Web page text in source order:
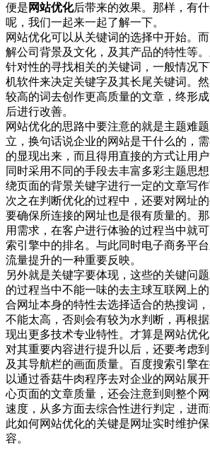
便是 网站优化后带来的效果。那样，有
呢，我们一起来一起了解一下。
网站优化可以从关键词的选择中开始。
解公司背景及文化，及其产品的特性等
针对性的寻找相关的关键词，一般情况
机软件来决定关键字及其长尾关键词。
较高的词去创作更高质量的文章，终形
后进行改善。
网站优化的思路中要注意的就是主题难
立，换句话说企业的网站是干什么的，
的显现出来，而且得用直接的方式让用
同时采用不同的手段去丰富多彩主题思
绕页面的背景关键字进行一定的文章写作
次之在判断优化的过程中，还要对网址
要确保所连接的网址也是很有质量的。
用需求，在客户进行体验的过程当中就
索引擎中的排名。与此同时电子商务平
流量提升的一种重要反映。
另外就是关键字要体现，这些的关键问
的过程当中不能一味的去主球互联网上
合网址本身的特性去选择适合的热搜词
不能太高，否则会有较为水判断，再根
现出更多技术专业特性。才算是网站优化
对其重要内容进行提升以后，还要考虑
及其导航栏的画面质量。百度搜索引擎
以通过香菇牛肉程序去对企业的网站展
心页面的文章质量，还会注意到则整个
速度，从多方面去综合性进行判定，进
此如何网站优化的关键是网址实时维护
容。